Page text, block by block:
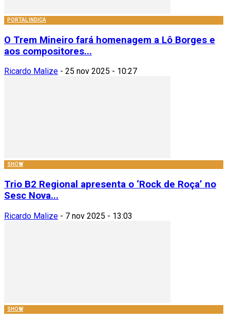
PORTAL INDICA
O Trem Mineiro fará homenagem a Lô Borges e
aos compositores...
Ricardo Malize - 25 nov 2025 - 10:27
SHOW
Trio B2 Regional apresenta o ‘Rock de Roça’ no
Sesc Nova...
Ricardo Malize - 7 nov 2025 - 13:03
SHOW